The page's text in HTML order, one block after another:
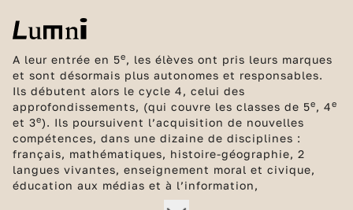
A leur entrée en 5e, les élèves ont pris leurs marques
et sont désormais plus autonomes et responsables.
Ils débutent alors le cycle 4, celui des
approfondissements, (qui couvre les classes de 5e, 4e
et 3e). Ils poursuivent l’acquisition de nouvelles
compétences, dans une dizaine de disciplines :
français, mathématiques, histoire-géographie, 2
langues vivantes, enseignement moral et civique,
éducation aux médias et à l’information,